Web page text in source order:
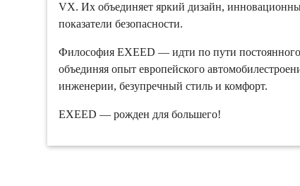
VX. Их объединяет яркий дизайн,
показатели безопасности.
Философия EXEED — идти по пути постоянного
объединяя опыт европейского
инженерии, безупречный стиль и комфорт.
EXEED — рожден для большего!